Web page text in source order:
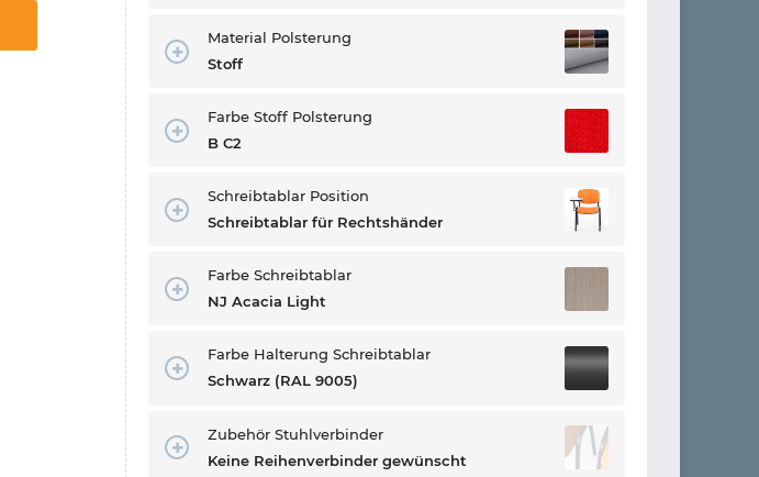
Material Polsterung
Stoff
Farbe Stoff Polsterung
B C2
Schreibtablar Position
Schreibtablar für Rechtshänder
Farbe Schreibtablar
NJ Acacia Light
Farbe Halterung Schreibtablar
Schwarz (RAL 9005)
Zubehör Stuhlverbinder
Keine Reihenverbinder gewünscht